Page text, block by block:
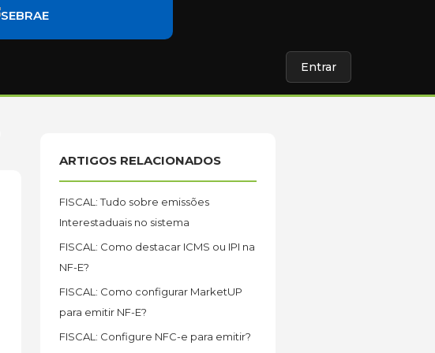
Entrar
ARTIGOS RELACIONADOS
FISCAL: Tudo sobre emissões
Interestaduais no sistema
FISCAL: Como destacar ICMS ou IPI na
NF-E?
FISCAL: Como configurar MarketUP
para emitir NF-E?
FISCAL: Configure NFC-e para emitir?